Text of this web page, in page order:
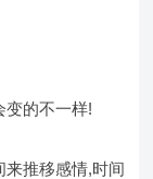
变的不一样!
来推移感情,时间